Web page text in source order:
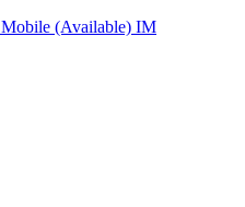
Mobile (Available) IM